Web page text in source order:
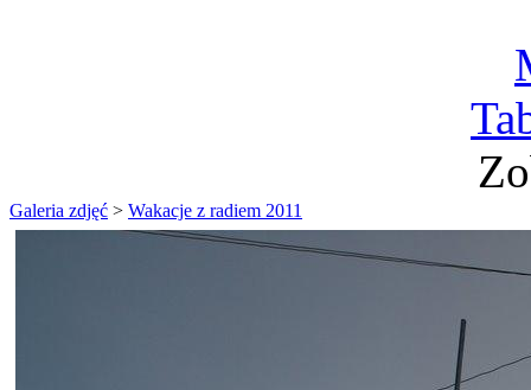
Galeria zdjęć > Wakacje z radiem 2011